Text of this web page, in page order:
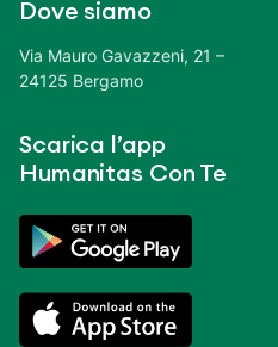
Dove siamo
Via Mauro Gavazzeni, 21 –
24125 Bergamo
Scarica l’app
Humanitas Con Te